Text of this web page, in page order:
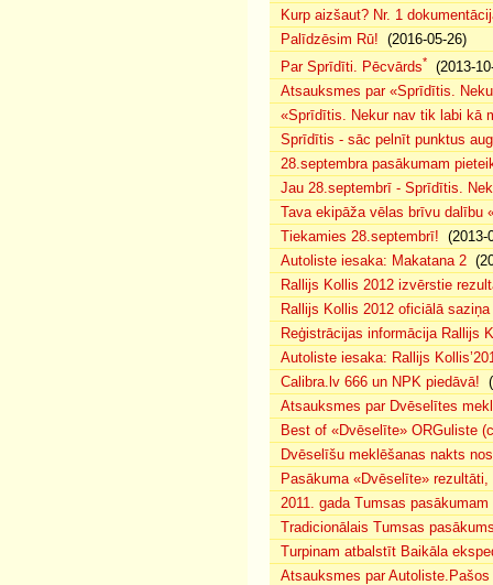
Kurp aizšaut? Nr. 1
Palīdzēsim Rū! (2016-05-26)
Par Sprīdīti. Pēcvārds*
(2013-
Atsauksmes par «Sprīdītis.
«Sprīdītis. Nekur nav tik labi kā
Sprīdītis - sāc pelnīt punktus
28.septembra pasākumam
Jau 28.septembrī - Sprīdītis.
Tava ekipāža vēlas brīvu dalību
Tiekamies 28.septembrī! (2013-
Autoliste iesaka: Makatana 2
Rallijs Kollis 2012 izvērstie
Rallijs Kollis 2012 oficiālā saziņa
Reģistrācijas informācija Rallijs
Autoliste iesaka: Rallijs
Calibra.lv 666 un NPK piedāvā!
Atsauksmes par Dvēselītes
Best of «Dvēselīte» ORGuliste
Dvēselīšu meklēšanas nakts
Pasākuma «Dvēselīte»
2011. gada Tumsas
Tradicionālais Tumsas
Turpinam atbalstīt Baikāla
Atsauksmes par